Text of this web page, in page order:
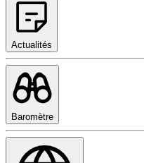
Actualités
Baromètre